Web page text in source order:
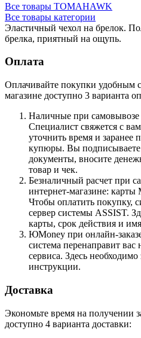
Все товары TOMAHAWK
Все товары категории
Эластичный чехол на брелок.
брелка, приятный на ощупь.
Оплата
Оплачивайте покупки удобным
магазине доступно 3 варианта
Наличные при самовывозе
Специалист свяжется с
уточнить время и заранее
купюры. Вы подписываете
документы, вносите
товар и чек.
Безналичный расчет при
интернет-магазине:
Чтобы оплатить покупку,
сервер системы ASSIST.
карты, срок действия и
ЮMoney при онлайн-
система перенаправит
сервиса. Здесь
инструкции.
Доставка
Экономьте время на получении
доступно 4 варианта доставки: